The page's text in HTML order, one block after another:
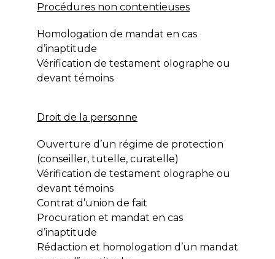
Procédures non contentieuses
Homologation de mandat en cas
d’inaptitude
Vérification de testament olographe ou
devant témoins
Droit de la personne
Ouverture d’un régime de protection
(conseiller, tutelle, curatelle)
Vérification de testament olographe ou
devant témoins
Contrat d’union de fait
Procuration et mandat en cas
d’inaptitude
Rédaction et homologation d’un mandat